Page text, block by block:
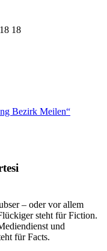
18
Bezirk Meilen“
– oder vor allem
steht für Fiction.
und
für Facts.